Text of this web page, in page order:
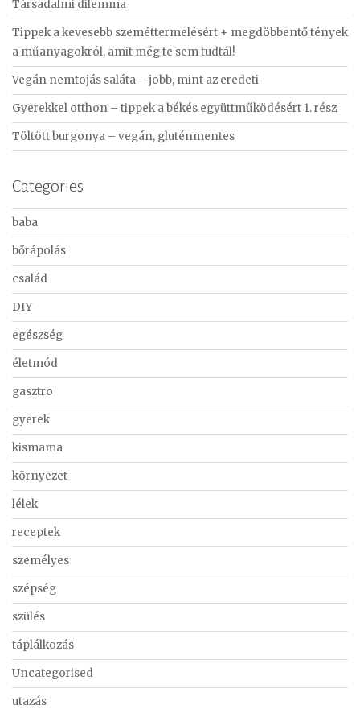
h
f
o
r
:
Társadalmi dilemma
Tippek a kevesebb szeméttermelésért + megdöbbentő tények
a műanyagokról, amit még te sem tudtál!
Vegán nemtojás saláta – jobb, mint az eredeti
Gyerekkel otthon – tippek a békés együttműködésért 1. rész
Töltött burgonya – vegán, gluténmentes
Categories
baba
bőrápolás
család
DIY
egészség
életmód
gasztro
gyerek
kismama
környezet
lélek
receptek
személyes
szépség
szülés
táplálkozás
Uncategorised
utazás